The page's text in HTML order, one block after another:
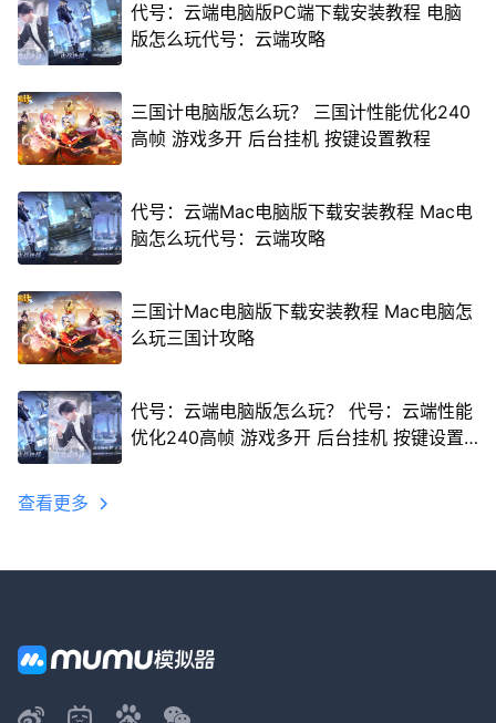
代号：云端电脑版PC端下载安装教程 电脑
版怎么玩代号：云端攻略
三国计电脑版怎么玩？ 三国计性能优化240
高帧 游戏多开 后台挂机 按键设置教程
代号：云端Mac电脑版下载安装教程 Mac电
脑怎么玩代号：云端攻略
三国计Mac电脑版下载安装教程 Mac电脑怎
么玩三国计攻略
代号：云端电脑版怎么玩？ 代号：云端性能
优化240高帧 游戏多开 后台挂机 按键设置
查看更多